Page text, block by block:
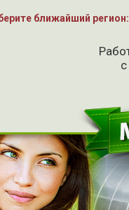
ближайший регион: